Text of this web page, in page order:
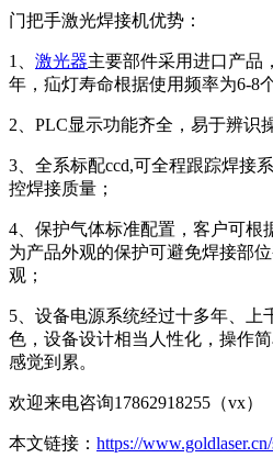
门把手激光焊接机优势：
1、 激光器主要部件采用进口产品
年，疝灯寿命根据使用频率为6-8
2、PLC显示功能齐全，易于辨识
3、全系标配ccd,可全程跟踪焊接
控焊接质量；
4、保护气体标准配置，客户可根
为产品外观的保护可避免焊接部
观；
5、设备电源系统经过十多年、上
色，设备设计相当人性化，操作
感觉到累。
欢迎来电咨询17862918255（vx）
本文链接： https://